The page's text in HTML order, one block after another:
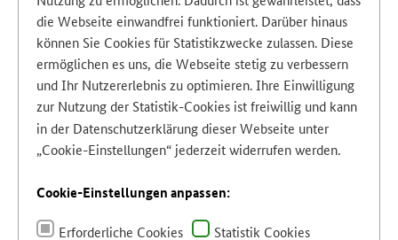
die Webseite einwandfrei funktioniert. Darüber hinaus
können Sie Cookies für Statistikzwecke zulassen. Diese
ermöglichen es uns, die Webseite stetig zu verbessern
und Ihr Nutzererlebnis zu optimieren. Ihre Einwilligung
zur Nutzung der Statistik-Cookies ist freiwillig und kann
in der Datenschutzerklärungdieser Webseite unter
„Cookie-Einstellungen“ jederzeit widerrufen werden.
Cookie-Einstellungen anpassen:
Erforderliche Cookies Statistik Cookies